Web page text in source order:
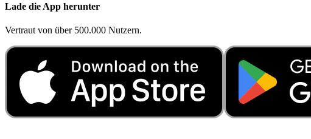
Lade die App herunter
Vertraut von über 500.000 Nutzern.